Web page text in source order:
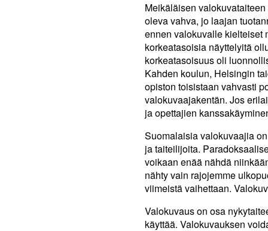
Meikäläisen
oleva vahva, jo laajan
ennen valokuvalle kielteiset
korkeatasoisia näyttelyitä
korkeatasoisuus oli
Kahden koulun, Helsingin
opiston toisistaan vahvasti
valokuvaajakentän. Jos
ja opettajien
Suomalaisia valokuvaajia
ja taiteilijoita.
voikaan enää nähdä
nähty vain rajojemme
viimeistä vaihettaan.
Valokuvaus on osa
käyttää. Valokuvauksen